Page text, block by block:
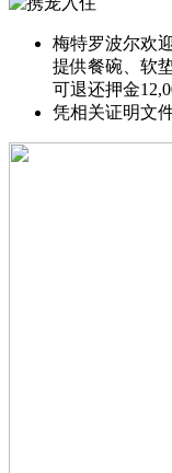
梅特罗波尔欢
提供餐碗、软
可退还押金
凭相关证明文